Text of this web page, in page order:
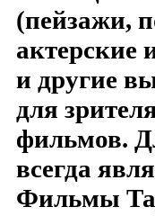
(пейзажи,
актерские
и другие
для
фильмов.
всегда
Фильмы